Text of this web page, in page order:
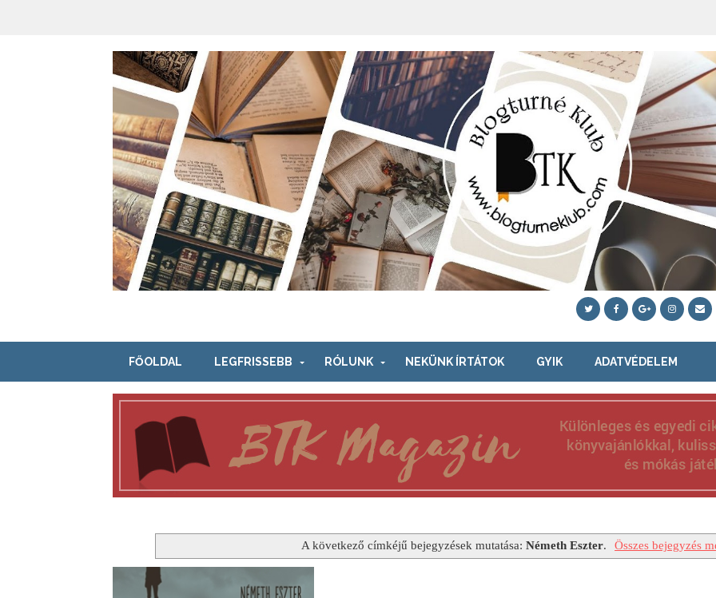
FŐOLDAL LEGFRISSEBB RÓLUNK NEKÜNK ÍRTÁTOK GYIK ADATVÉDELEM
A következő címkéjű bejegyzések mutatása: Németh Eszter. Összes bejegyzés